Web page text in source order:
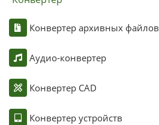
Конвертер архивных файлов
Аудио-конвертер
Конвертер CAD
Конвертер устройств